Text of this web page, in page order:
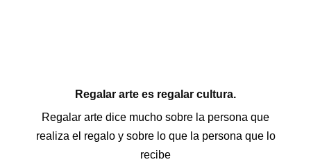
Regalar arte es regalar cultura.
Regalar arte dice mucho sobre la persona que
realiza el regalo y sobre lo que la persona que lo
recibe